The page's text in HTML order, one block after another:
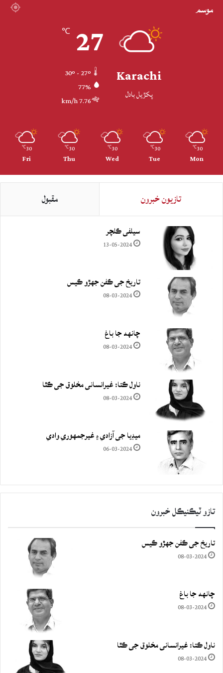
موسم
Karachi
پکڙيل بادل
27
℃
77%
7.76 km/h
30
℃
Mon
30
℃
Tue
30
℃
Wed
30
℃
Thu
30
℃
Fri
تازيون خبرون مقبول
سيلفي ڪلچر
13-05-2024
تاريخ جي ڪفن جھڙو ڪيس
08-03-2024
چانهه جا باغ
08-03-2024
ناول ڪتا: غيرانساني مخلوق جي ڪٿا
08-03-2024
ميڊيا جي آزادي ۽ غيرجمھوري وادي
06-03-2024
تازو ٽيڪنيڪل خبرون
تاريخ جي ڪفن جھڙو ڪيس
08-03-2024
چانهه جا باغ
08-03-2024
ناول ڪتا: غيرانساني مخلوق جي ڪٿا
08-03-2024